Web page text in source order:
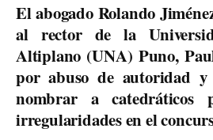
El abogado Rolando
al rector de la
Altiplano (UNA) Puno,
por abuso de autoridad
nombrar a catedráticos
irregularidades en el